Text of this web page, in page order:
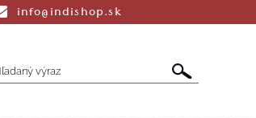
info@indishop.sk